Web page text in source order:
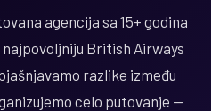
agencija sa 15+ godina
British Airways
razlike između
celo putovanje —